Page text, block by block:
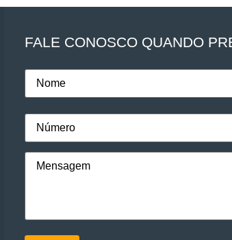
FALE CONOSCO QUANDO